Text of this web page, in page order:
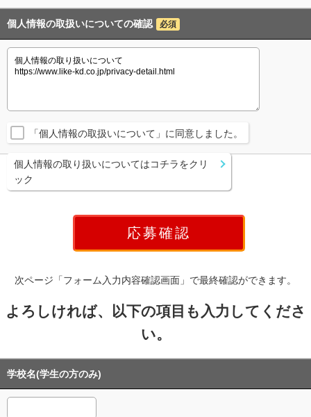
個人情報の取扱いについての確認 必須
「個人情報の取扱いについて」に同意しました。
個人情報の取り扱いについてはコチラをクリ
ック
次ページ「フォーム入力内容確認画面」で最終確認ができます。
よろしければ、以下の項目も入力してくださ
い。
学校名(学生の方のみ)